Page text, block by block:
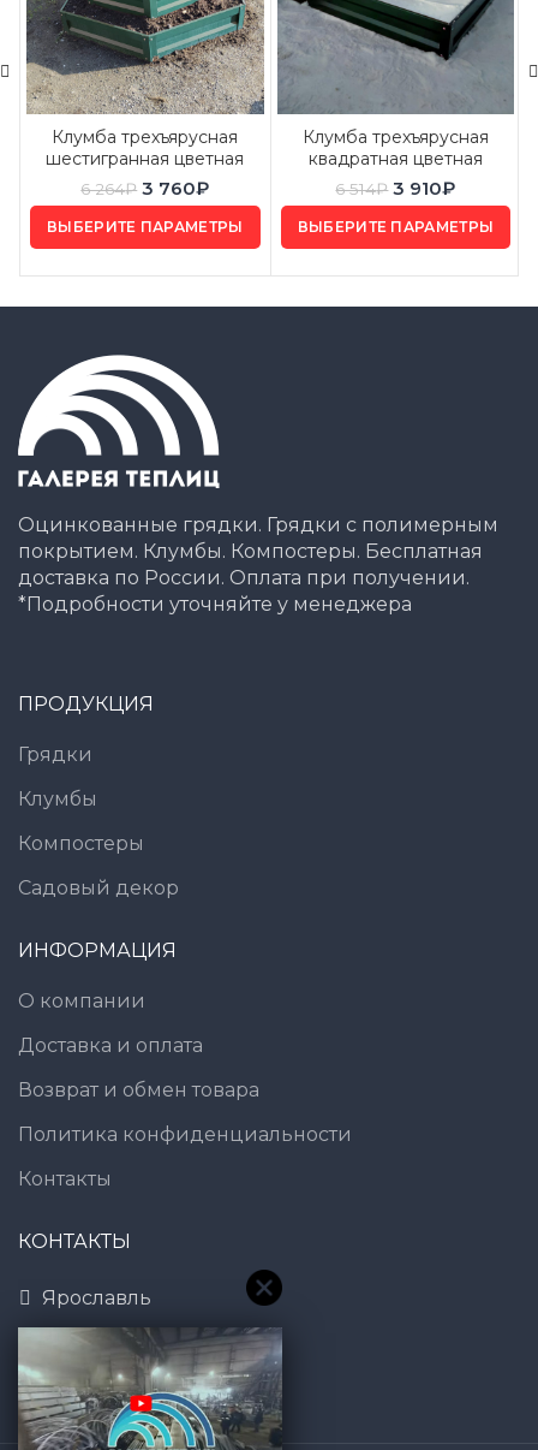
Клумба трехъярусная
шестигранная цветная
6 264₽ 3 760₽
ВЫБЕРИТЕ ПАРАМЕТРЫ
Клумба трехъярусная
квадратная цветная
6 514₽ 3 910₽
ВЫБЕРИТЕ ПАРАМЕТРЫ
Оцинкованные грядки. Грядки с полимерным
покрытием. Клумбы. Компостеры. Бесплатная
доставка по России. Оплата при получении.
*Подробности уточняйте у менеджера
ПРОДУКЦИЯ
Грядки
Клумбы
Компостеры
Садовый декор
ИНФОРМАЦИЯ
О компании
Доставка и оплата
Возврат и обмен товара
Политика конфиденциальности
Контакты
КОНТАКТЫ
Ярославль
8 (800) 600-83-54
7@gt101.ru